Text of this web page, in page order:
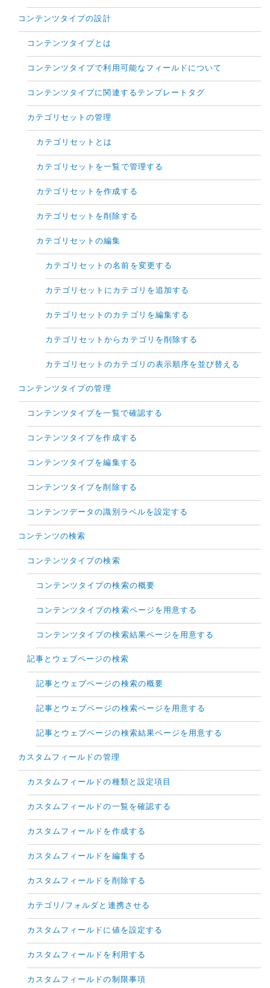
コンテンツタイプの設計
コンテンツタイプとは
コンテンツタイプで利用可能なフィールドについて
コンテンツタイプに関連するテンプレートタグ
カテゴリセットの管理
カテゴリセットとは
カテゴリセットを一覧で管理する
カテゴリセットを作成する
カテゴリセットを削除する
カテゴリセットの編集
カテゴリセットの名前を変更する
カテゴリセットにカテゴリを追加する
カテゴリセットのカテゴリを編集する
カテゴリセットからカテゴリを削除する
カテゴリセットのカテゴリの表示順序を並び替える
コンテンツタイプの管理
コンテンツタイプを一覧で確認する
コンテンツタイプを作成する
コンテンツタイプを編集する
コンテンツタイプを削除する
コンテンツデータの識別ラベルを設定する
コンテンツの検索
コンテンツタイプの検索
コンテンツタイプの検索の概要
コンテンツタイプの検索ページを用意する
コンテンツタイプの検索結果ページを用意する
記事とウェブページの検索
記事とウェブページの検索の概要
記事とウェブページの検索ページを用意する
記事とウェブページの検索結果ページを用意する
カスタムフィールドの管理
カスタムフィールドの種類と設定項目
カスタムフィールドの一覧を確認する
カスタムフィールドを作成する
カスタムフィールドを編集する
カスタムフィールドを削除する
カテゴリ/フォルダと連携させる
カスタムフィールドに値を設定する
カスタムフィールドを利用する
カスタムフィールドの制限事項